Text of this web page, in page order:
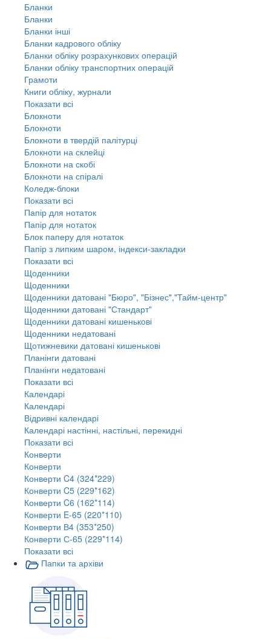
Бланки
Бланки
Бланки інші
Бланки кадрового обліку
Бланки обліку розрахункових операцій
Бланки обліку транспортних операцій
Грамоти
Книги обліку, журнали
Показати всі
Блокноти
Блокноти
Блокноти в твердій палітурці
Блокноти на склейці
Блокноти на скобі
Блокноти на спіралі
Коледж-блоки
Показати всі
Папір для нотаток
Папір для нотаток
Блок паперу для нотаток
Папір з липким шаром, індекси-закладки
Показати всі
Щоденники
Щоденники
Щоденники датовані "Бюро", "Бізнес","Тайм-центр"
Щоденники датовані "Стандарт"
Щоденники датовані кишенькові
Щоденники недатовані
Щотижневики датовані кишенькові
Планінги датовані
Планінги недатовані
Показати всі
Календарі
Календарі
Відривні календарі
Календарі настінні, настільні, перекидні
Показати всі
Конверти
Конверти
Конверти C4 (324*229)
Конверти C5 (229*162)
Конверти C6 (162*114)
Конверти E-65 (220*110)
Конверти В4 (353*250)
Конверти С-65 (229*114)
Показати всі
Папки та архіви